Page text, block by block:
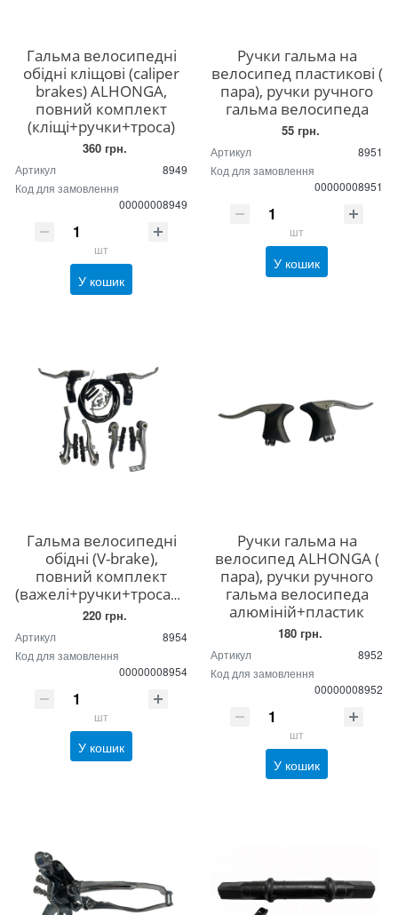
Гальма велосипедні
обідні кліщові (caliper
brakes) ALHONGA,
повний комплект
(кліщі+ручки+троса)
360 грн.
Артикул
8949
Код для замовлення
00000008949
шт
У кошик
Ручки гальма на
велосипед пластикові (
пара), ручки ручного
гальма велосипеда
55 грн.
Артикул
8951
Код для замовлення
00000008951
шт
У кошик
Гальма велосипедні
обідні (V-brake),
повний комплект
(важелі+ручки+троса+сорочки+гусаки+пильники)
220 грн.
Артикул
8954
Код для замовлення
00000008954
шт
У кошик
Ручки гальма на
велосипед ALHONGA (
пара), ручки ручного
гальма велосипеда
алюміній+пластик
180 грн.
Артикул
8952
Код для замовлення
00000008952
шт
У кошик